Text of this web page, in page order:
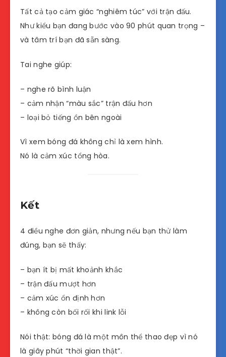
Tất cả tạo cảm giác “nghiêm túc” với trận đấu.
Như kiểu bạn đang bước vào 90 phút quan trọng –
và tâm trí bạn đã sẵn sàng.
Tai nghe giúp:
– nghe rõ bình luận
– cảm nhận “màu sắc” trận đấu hơn
– loại bỏ tiếng ồn bên ngoài
Vì xem bóng đá không chỉ là xem hình.
Nó là cảm xúc tổng hòa.
Kết
4 điều nghe đơn giản, nhưng nếu bạn thử làm
đúng, bạn sẽ thấy:
– bạn ít bị mất khoảnh khắc
– trận đấu mượt hơn
– cảm xúc ổn định hơn
– không còn bối rối khi link lỗi
Nói thật: bóng đá là một môn thể thao đẹp vì nó
là giây phút “thời gian thật”.